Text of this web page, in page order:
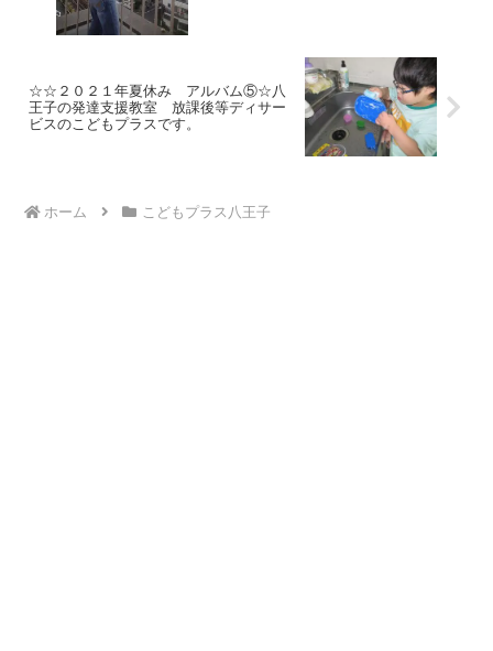
☆☆２０２１年夏休み アルバム⑤☆八
王子の発達支援教室 放課後等ディサー
ビスのこどもプラスです。
ホーム こどもプラス八王子